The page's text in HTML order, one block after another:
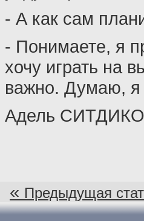
- А как сам
- Понимаете, я
хочу играть на
важно. Думаю, я
Адель
« Предыдущая